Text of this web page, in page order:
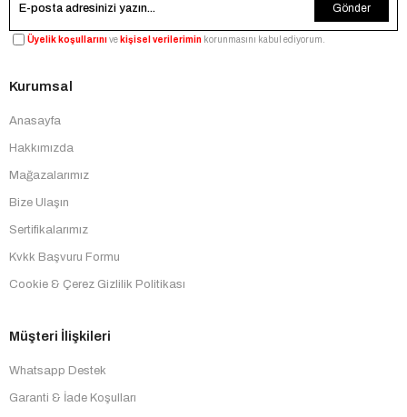
Gönder
Üyelik koşullarınıve kişisel verilerimin korunmasını kabul ediyorum.
Kurumsal
Anasayfa
Hakkımızda
Mağazalarımız
Bize Ulaşın
Sertifikalarımız
Kvkk Başvuru Formu
Cookie & Çerez Gizlilik Politikası
Müşteri İlişkileri
Whatsapp Destek
Garanti & İade Koşulları